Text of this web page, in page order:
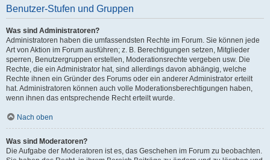
Benutzer-Stufen und Gruppen
Was sind Administratoren?
Administratoren haben die umfassendsten Rechte im Forum. Sie können jede
Art von Aktion im Forum ausführen; z. B. Berechtigungen setzen, Mitglieder
sperren, Benutzergruppen erstellen, Moderationsrechte vergeben usw. Die
Rechte, die ein Administrator hat, sind allerdings davon abhängig, welche
Rechte ihnen ein Gründer des Forums oder ein anderer Administrator erteilt
hat. Administratoren können auch volle Moderationsberechtigungen haben,
wenn ihnen das entsprechende Recht erteilt wurde.
Nach oben
Was sind Moderatoren?
Die Aufgabe der Moderatoren ist es, das Geschehen im Forum zu beobachten.